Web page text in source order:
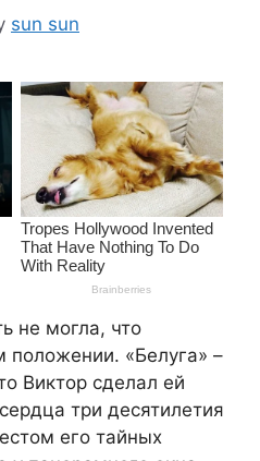
sun sun
не могла, что
положении. «Белуга» –
Виктор сделал ей
три десятилетия
его тайных